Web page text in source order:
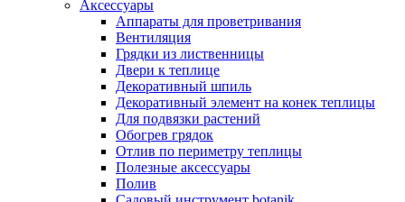
Аксессуары
Аппараты для проветривания
Вентиляция
Грядки из лиственницы
Двери к теплице
Декоративный шпиль
Декоративный элемент на конек теплицы
Для подвязки растений
Обогрев грядок
Отлив по периметру теплицы
Полезные аксессуары
Полив